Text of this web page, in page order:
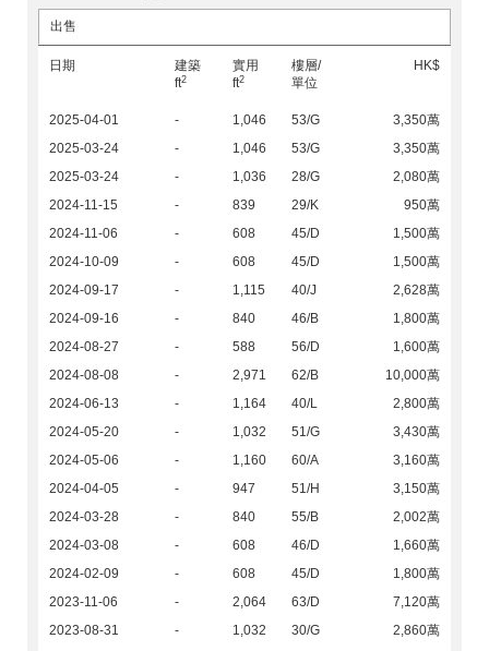
出售
日期
建築
ft2
實用
ft2
樓層/
單位
HK$
2025-04-01 - 1,046 53/G
3,350萬
2025-03-24
- 1,046 53/G
3,350萬
2025-03-24
- 1,036 28/G
2,080萬
2024-11-15
- 839 29/K
950萬
2024-11-06
- 608 45/D
1,500萬
2024-10-09
- 608 45/D
1,500萬
2024-09-17
- 1,115 40/J
2,628萬
2024-09-16
- 840 46/B
1,800萬
2024-08-27
- 588 56/D
1,600萬
2024-08-08
- 2,971 62/B
10,000萬
2024-06-13
- 1,164 40/L
2,800萬
2024-05-20
- 1,032 51/G
3,430萬
2024-05-06
- 1,160 60/A
3,160萬
2024-04-05
- 947 51/H
3,150萬
2024-03-28
- 840 55/B
2,002萬
2024-03-08
- 608 46/D
1,660萬
2024-02-09
- 608 45/D
1,800萬
2023-11-06
- 2,064 63/D
7,120萬
2023-08-31
- 1,032 30/G 2,860萬